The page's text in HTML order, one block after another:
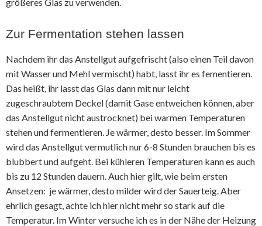
Zur Fermentation stehen lassen
Nachdem ihr das Anstellgut aufgefrischt (also einen Teil davon
mit Wasser und Mehl vermischt) habt, lasst ihr es fementieren.
Das heißt, ihr lasst das Glas dann mit nur leicht
zugeschraubtem Deckel (damit Gase entweichen können, aber
das Anstellgut nicht austrocknet) bei warmen Temperaturen
stehen und fermentieren. Je wärmer, desto besser. Im Sommer
wird das Anstellgut vermutlich nur 6-8 Stunden brauchen bis es
blubbert und aufgeht. Bei kühleren Temperaturen kann es auch
bis zu 12 Stunden dauern. Auch hier gilt, wie beim ersten
Ansetzen: je wärmer, desto milder wird der Sauerteig. Aber
ehrlich gesagt, achte ich hier nicht mehr so stark auf die
Temperatur. Im Winter versuche ich es in der Nähe der Heizung